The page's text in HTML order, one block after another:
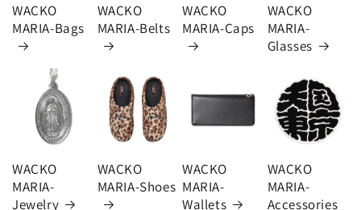
WACKO
MARIA-Bags
WACKO
MARIA-Belts
WACKO
MARIA-Caps
WACKO
MARIA-
Glasses
WACKO
MARIA-
Jewelry
WACKO
MARIA-Shoes
WACKO
MARIA-
Wallets
WACKO
MARIA-
Accessories